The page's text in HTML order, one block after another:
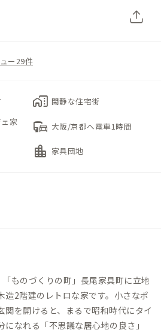
ー29件
home_work 閑静な住宅街
家
commute 大阪/京都へ電車1時間
location_city 家具団地
ものづくりの町」長尾家具町に立地
造2階建のレトロな家です。小さなポ
関を開けると、まるで昭和時代にタイ
なれる「不思議な居心地の良さ」